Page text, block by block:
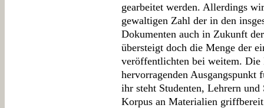
gearbeitet werden. Allerdings
gewaltigen Zahl der in den
Dokumenten auch in Zukunft
übersteigt doch die Menge der
veröffentlichten bei weitem.
hervorragenden
ihr steht Studenten, Lehrern
Korpus an Materialien